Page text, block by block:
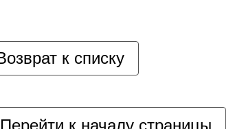
к списку
Перейти к началу страницы